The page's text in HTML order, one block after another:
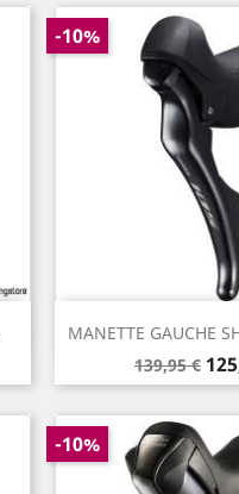
MANETTE GAUCHE
Prix
de
base
139,95 €
-10%
Aperçu
-10%